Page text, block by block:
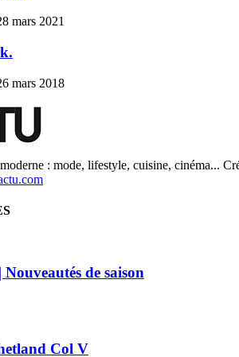
mars 2021
mars 2018
: mode, lifestyle, cuisine, cinéma...
de saison
Col V